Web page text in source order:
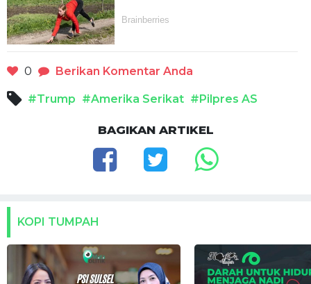
0 Berikan Komentar Anda
#Trump #Amerika Serikat #Pilpres AS
BAGIKAN ARTIKEL
KOPI TUMPAH